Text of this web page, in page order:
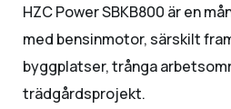
HZC Power SBKB800 är en
med bensinmotor, särskilt
byggplatser, trånga
trädgårdsprojekt.